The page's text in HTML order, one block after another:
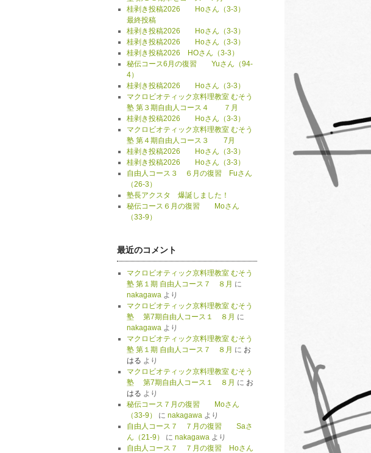
桂剥き投稿2026 Hoさん（3-3）
最終投稿
桂剥き投稿2026 Hoさん（3-3）
桂剥き投稿2026 Hoさん（3-3）
桂剥き投稿2026 HOさん（3-3）
秘伝コース6月の復習 Yuさん（94-
4）
桂剥き投稿2026 Hoさん（3-3）
マクロビオティック京料理教室 むそう
塾 第３期自由人コース４ ７月
桂剥き投稿2026 Hoさん（3-3）
マクロビオティック京料理教室 むそう
塾 第４期自由人コース３ 7月
桂剥き投稿2026 Hoさん（3-3）
桂剥き投稿2026 Hoさん（3-3）
自由人コース３ ６月の復習 Fuさん
（26-3）
塾長アクスタ 爆誕しました！
秘伝コース６月の復習 Moさん
（33-9）
最近のコメント
マクロビオティック京料理教室 むそう
塾 第１期 自由人コース７ ８月 に
nakagawaより
マクロビオティック京料理教室 むそう
塾 第7期自由人コース１ ８月 に
nakagawaより
マクロビオティック京料理教室 むそう
塾 第１期 自由人コース７ ８月 に お
はる より
マクロビオティック京料理教室 むそう
塾 第7期自由人コース１ ８月 に お
はる より
秘伝コース７月の復習 Moさん
（33-9）
に nakagawaより
自由人コース７ ７月の復習 Saさ
ん（21-9）
に nakagawaより
自由人コース７ ７月の復習 Hoさん